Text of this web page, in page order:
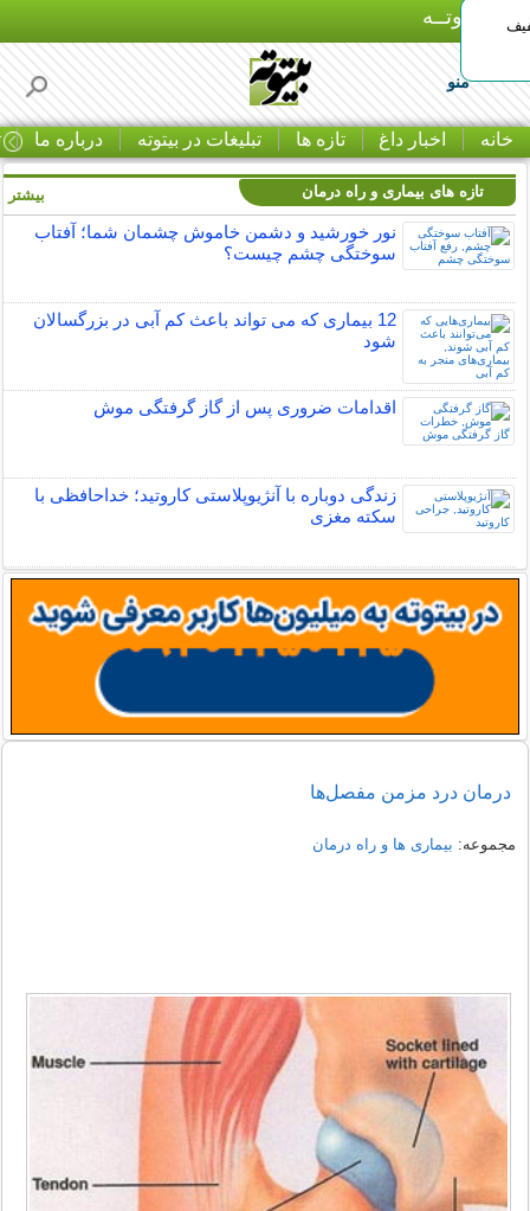
بـیتوتــه
منو
خانه اخبار داغ تازه ها تبلیغات در بیتوته درباره ما
50% تخفیف
تازه های بیماری و راه درمان
نور خورشید و دشمن خاموش چشمان شما؛ آفتاب
سوختگی چشم چیست؟
12 بیماری که می تواند باعث کم آبی در بزرگسالان
شود
اقدامات ضروری پس از گاز گرفتگی موش
زندگی دوباره با آنژیوپلاستی کاروتید؛ خداحافظی با
سکته مغزی
بیشتر
درمان درد مزمن مفصل‌ها
مجموعه: بیماری ها و راه درمان